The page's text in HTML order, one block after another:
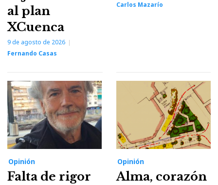
al plan
XCuenca
9 de agosto de 2026
Fernando Casas
Carlos Mazarío
Opinión
Falta de rigor
Opinión
Alma, corazón